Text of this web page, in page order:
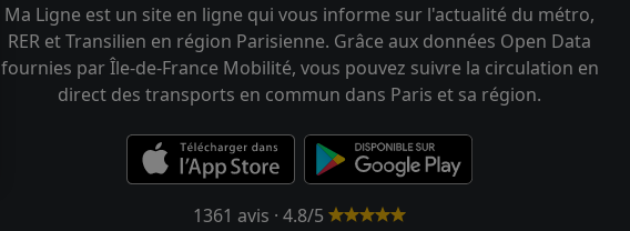
Ma Ligne est un site en ligne qui vous informe sur l'actualité du métro,
RER et Transilien en région Parisienne. Grâce aux données Open Data
fournies par Île-de-France Mobilité, vous pouvez suivre la circulation en
direct des transports en commun dans Paris et sa région.
1361 avis · 4.8/5